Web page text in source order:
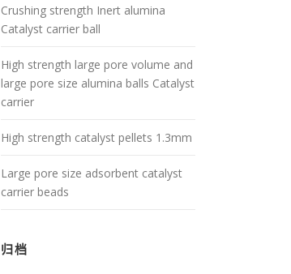
Crushing strength Inert alumina
Catalyst carrier ball
High strength large pore volume and
large pore size alumina balls Catalyst
carrier
High strength catalyst pellets 1.3mm
Large pore size adsorbent catalyst
carrier beads
归档